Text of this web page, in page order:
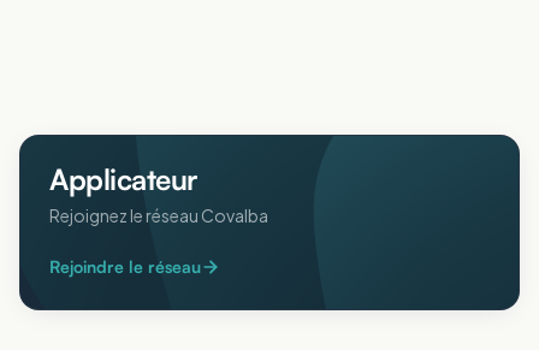
Applicateur
Rejoignez le réseau Covalba
Rejoindre le réseau